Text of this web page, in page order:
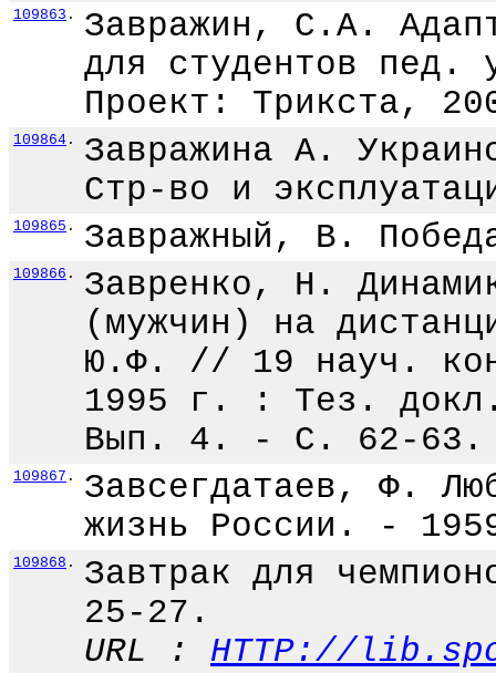
109863 .
Завражин, С.А.
для студентов
Проект: Трикста,
109864 .
Завражина А.
Стр-во и
109865 . Завражный, В.
109866 .
Завренко, Н.
(мужчин) на
Ю.Ф. // 19 науч.
1995 г. : Тез.
Вып. 4. - С. 62-63.
109867 .
Завсегдатаев, Ф.
жизнь России. -
109868 .
Завтрак для
25-27.
URL : HTTP://